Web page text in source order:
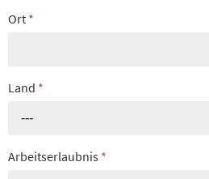
Ort *
Land *
---
Arbeitserlaubnis *